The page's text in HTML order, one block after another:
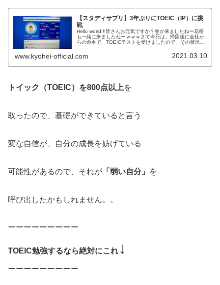
【スタディサプリ】3年ぶりにTOEIC（IP）に挑
戦
Hello world!!!皆さんお元気ですか？春が来ましたねー花粉
も一緒に来ましたねーｗｗｗさて今日は、帰国後に会社か
らの命令で、TOEICテストを受けましたので、その状況を
www.kyohei-official.com 2021.03.10
トイック（TOEIC）を800点以上を
取ったので、基礎ができていると言う
変な自信が、自分の成長を妨げている
可能性があるので、それが 「弱い自分」 を
呼び出したかもしれません。。
ーーーーーーーーー
TOEIC勉強するなら絶対にこれ ↓
ーーーーーーーーー